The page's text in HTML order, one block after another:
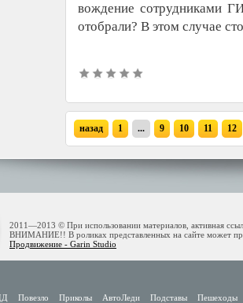
вождение сотрудниками
отобрали? В этом случае
назад 1 ... 9 10 11 12
2011—2013 © При использовании материалов, активная
ВНИМАНИЕ!! В роликах представленных на сайте может
Продвижение - Garin Studio
Повезло Приколы АвтоЛеди Подставы Пешеходы